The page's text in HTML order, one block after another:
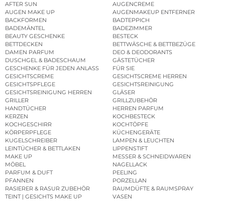
AFTER SUN
AUGENCREME
AUGEN MAKE UP
AUGENMAKEUP ENTFERNER
BACKFORMEN
BADTEPPICH
BADEMÄNTEL
BADEZIMMER
BEAUTY GESCHENKE
BESTECK
BETTDECKEN
BETTWÄSCHE & BETTBEZÜGE
DAMEN PARFUM
DEO & DEODORANTS
DUSCHGEL & BADESCHAUM
GÄSTETÜCHER
GESCHENKE FÜR JEDEN ANLASS
FÜR SIE
GESICHTSCREME
GESICHTSCREME HERREN
GESICHTSPFLEGE
GESICHTSREINIGUNG
GESICHTSREINIGUNG HERREN
GLÄSER
GRILLER
GRILLZUBEHÖR
HANDTÜCHER
HERREN PARFUM
KERZEN
KOCHBESTECK
KOCHGESCHIRR
KOCHTÖPFE
KÖRPERPFLEGE
KÜCHENGERÄTE
KUGELSCHREIBER
LAMPEN & LEUCHTEN
LEINTÜCHER & BETTLAKEN
LIPPENSTIFT
MAKE UP
MESSER & SCHNEIDWAREN
MÖBEL
NAGELLACK
PARFUM & DUFT
PEELING
PFANNEN
PORZELLAN
RASIERER & RASUR ZUBEHÖR
RAUMDÜFTE & RAUMSPRAY
TEINT | GESICHTS MAKE UP
VASEN